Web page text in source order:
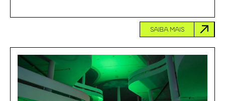
SAIBA MAIS